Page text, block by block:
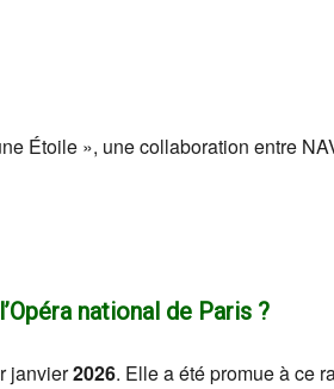
Étoile », une collaboration entre
national de Paris ?
janvier2026. Elle a été promue à ce